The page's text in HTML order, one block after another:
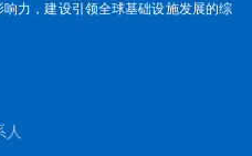
力，建设引领全球基础设施发展的综
人